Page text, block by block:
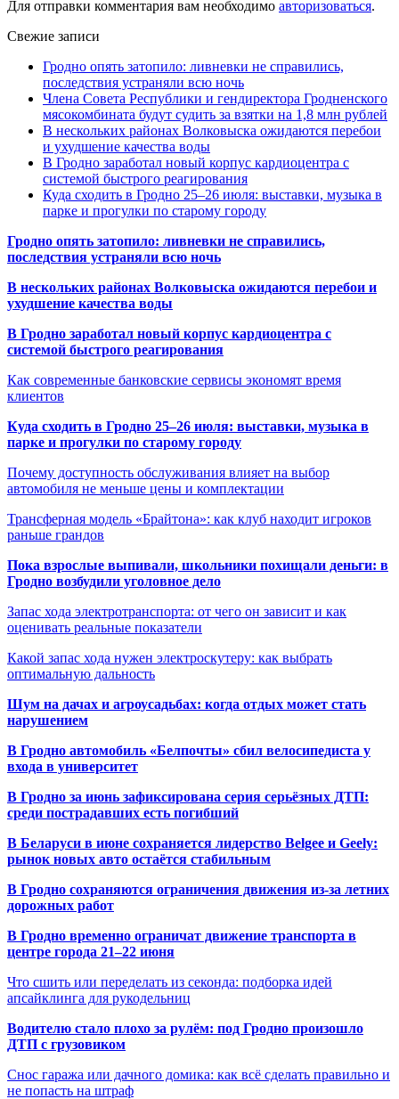
Для отправки комментария вам необходимо авторизоваться.
Свежие записи
Гродно опять затопило: ливневки не справились,
последствия устраняли всю ночь
Члена Совета Республики и гендиректора Гродненского
мясокомбината будут судить за взятки на 1,8 млн рублей
В нескольких районах Волковыска ожидаются перебои
и ухудшение качества воды
В Гродно заработал новый корпус кардиоцентра с
системой быстрого реагирования
Куда сходить в Гродно 25–26 июля: выставки, музыка в
парке и прогулки по старому городу
Гродно опять затопило: ливневки не справились,
последствия устраняли всю ночь
В нескольких районах Волковыска ожидаются перебои и
ухудшение качества воды
В Гродно заработал новый корпус кардиоцентра с
системой быстрого реагирования
Как современные банковские сервисы экономят время
клиентов
Куда сходить в Гродно 25–26 июля: выставки, музыка в
парке и прогулки по старому городу
Почему доступность обслуживания влияет на выбор
автомобиля не меньше цены и комплектации
Трансферная модель «Брайтона»: как клуб находит игроков
раньше грандов
Пока взрослые выпивали, школьники похищали деньги: в
Гродно возбудили уголовное дело
Запас хода электротранспорта: от чего он зависит и как
оценивать реальные показатели
Какой запас хода нужен электроскутеру: как выбрать
оптимальную дальность
Шум на дачах и агроусадьбах: когда отдых может стать
нарушением
В Гродно автомобиль «Белпочты» сбил велосипедиста у
входа в университет
В Гродно за июнь зафиксирована серия серьёзных ДТП:
среди пострадавших есть погибший
В Беларуси в июне сохраняется лидерство Belgee и Geely:
рынок новых авто остаётся стабильным
В Гродно сохраняются ограничения движения из-за летних
дорожных работ
В Гродно временно ограничат движение транспорта в
центре города 21–22 июня
Что сшить или переделать из секонда: подборка идей
апсайклинга для рукодельниц
Водителю стало плохо за рулём: под Гродно произошло
ДТП с грузовиком
Снос гаража или дачного домика: как всё сделать правильно и
не попасть на штраф